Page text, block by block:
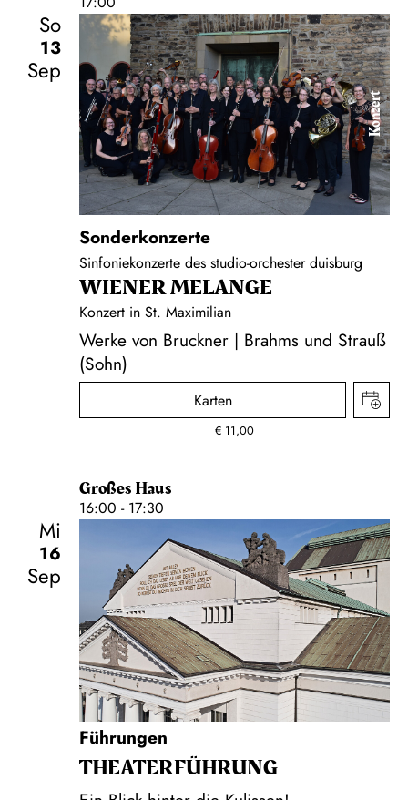
So
13
Sep
Konzert
Sonderkonzerte
Sinfoniekonzerte des studio-orchester duisburg
WIENER MELANGE
Konzert in St. Maximilian
Werke von Bruckner | Brahms und Strauß
(Sohn)
Karten
€ 11,00
Großes Haus
16:00 - 17:30
Mi
16
Sep
Führungen
THEATER­FÜHR­UNG